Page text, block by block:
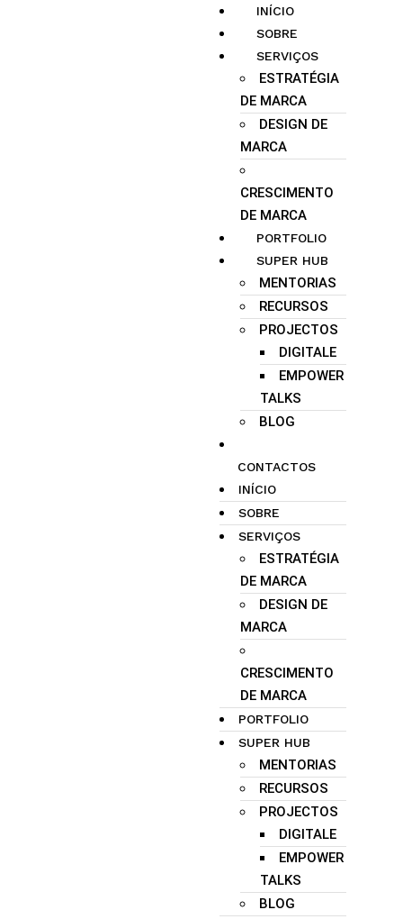
INÍCIO
SOBRE
SERVIÇOS
ESTRATÉGIA
DE MARCA
DESIGN DE
MARCA
CRESCIMENTO
DE MARCA
PORTFOLIO
SUPER HUB
MENTORIAS
RECURSOS
PROJECTOS
DIGITALE
EMPOWER
TALKS
BLOG
CONTACTOS
INÍCIO
SOBRE
SERVIÇOS
ESTRATÉGIA
DE MARCA
DESIGN DE
MARCA
CRESCIMENTO
DE MARCA
PORTFOLIO
SUPER HUB
MENTORIAS
RECURSOS
PROJECTOS
DIGITALE
EMPOWER
TALKS
BLOG